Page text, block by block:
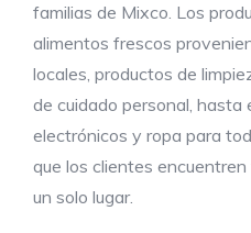
familias de Mixco. Los
alimentos frescos
locales, productos de
de cuidado personal, hasta
electrónicos y ropa para
que los clientes
un solo lugar.